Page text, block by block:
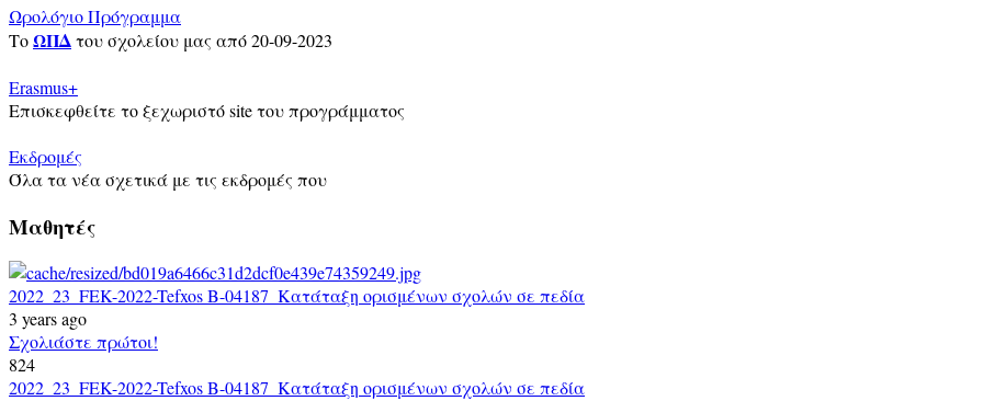
Ωρολόγιο Πρόγραμμα
ΤοΩΠΔτου σχολείου μας από 20-09-2023
Erasmus+
Επισκεφθείτε το ξεχωριστό site του προγράμματος
Εκδρομές
Όλα τα νέα σχετικά με τις εκδρομές που
Μαθητές
2022_23_FEK-2022-Tefxos B-04187_Κατάταξη ορισμένων σχολών σε πεδία
3 years ago
Σχολιάστε πρώτοι!
824
2022_23_FEK-2022-Tefxos B-04187_Κατάταξη ορισμένων σχολών σε πεδία